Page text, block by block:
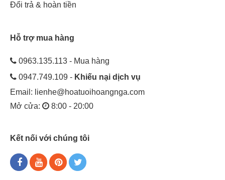
Đổi trả & hoàn tiền
Hỗ trợ mua hàng
0963.135.113 - Mua hàng
0947.749.109 - Khiếu nại dịch vụ
Email: lienhe@hoatuoihoangnga.com
Mở cửa:
8:00 - 20:00
Kết nối với chúng tôi